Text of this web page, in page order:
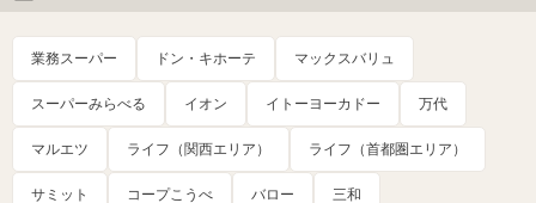
業務スーパー ドン・キホーテ マックスバリュ
スーパーみらべる イオン イトーヨーカドー 万代
マルエツ ライフ（関西エリア） ライフ（首都圏エリア）
サミット コープこうべ バロー 三和